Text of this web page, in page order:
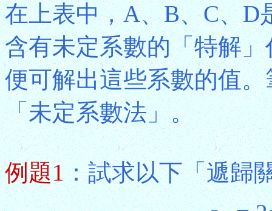
在上表中，A、B、C、D
含有未定系數的「特解
便可解出這些系數的值
「未定系數法」。
例題1：試求以下「遞歸